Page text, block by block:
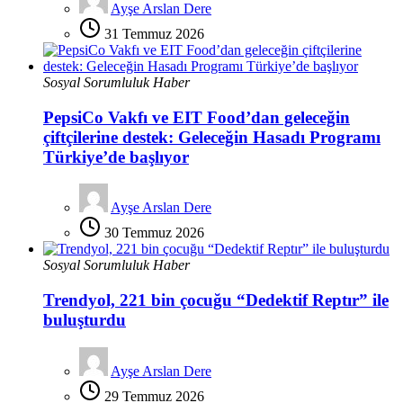
Ayşe Arslan Dere
31 Temmuz 2026
Sosyal Sorumluluk Haber
PepsiCo Vakfı ve EIT Food’dan geleceğin
çiftçilerine destek: Geleceğin Hasadı Programı
Türkiye’de başlıyor
Ayşe Arslan Dere
30 Temmuz 2026
Sosyal Sorumluluk Haber
Trendyol, 221 bin çocuğu “Dedektif Reptır” ile
buluşturdu
Ayşe Arslan Dere
29 Temmuz 2026